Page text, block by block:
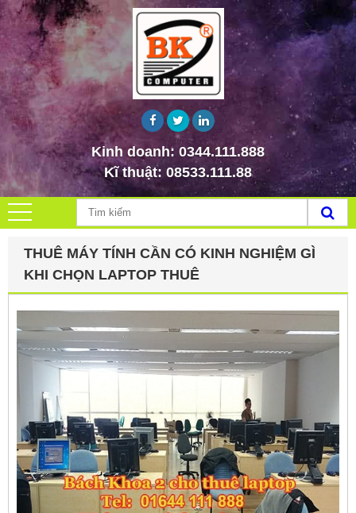
Kinh doanh: 0344.111.888
Kĩ thuật: 08533.111.88
THUÊ MÁY TÍNH CẦN CÓ KINH NGHIỆM GÌ
KHI CHỌN LAPTOP THUÊ